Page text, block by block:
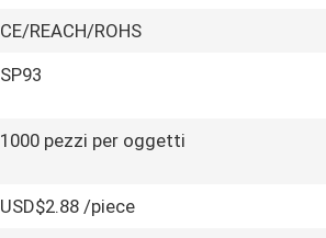
CE/REACH/ROHS
SP93
1000 pezzi per oggetti
USD$2.88 /piece